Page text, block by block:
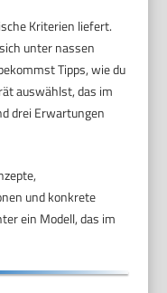
Kriterien liefert.
unter nassen
Tipps, wie du
auswählst, das im
drei Erwartungen
und konkrete
ein Modell, das im